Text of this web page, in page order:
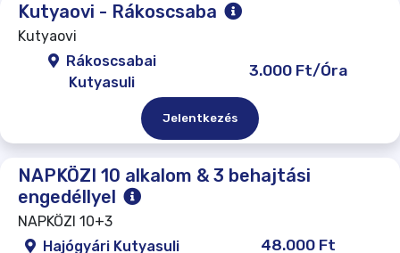
Kutyaovi - Rákoscsaba
Kutyaovi
Rákoscsabai
Kutyasuli
3.000 Ft/Óra
Jelentkezés
NAPKÖZI 10 alkalom & 3 behajtási
engedéllyel
NAPKÖZI 10+3
Hajógyári Kutyasuli
48.000 Ft